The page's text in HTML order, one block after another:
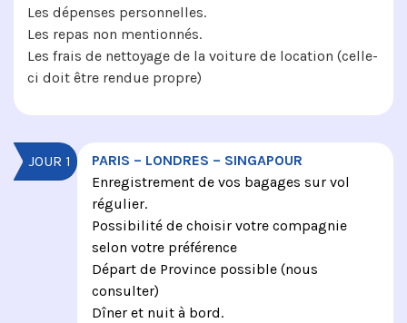
Les dépenses personnelles.
Les repas non mentionnés.
Les frais de nettoyage de la voiture de location (celle-
ci doit être rendue propre)
JOUR 1
PARIS – LONDRES – SINGAPOUR
Enregistrement de vos bagages sur vol
régulier.
Possibilité de choisir votre compagnie
selon votre préférence
Départ de Province possible (nous
consulter)
Dîner et nuit à bord.